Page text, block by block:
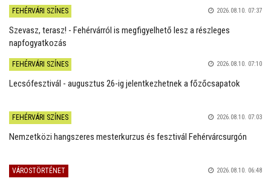
FEHÉRVÁRI SZÍNES 2026.08.10. 07:37
Szevasz, terasz! - Fehérvárról is megfigyelhető lesz a részleges
napfogyatkozás
FEHÉRVÁRI SZÍNES 2026.08.10. 07:10
Lecsófesztivál - augusztus 26-ig jelentkezhetnek a főzőcsapatok
FEHÉRVÁRI SZÍNES 2026.08.10. 07:03
Nemzetközi hangszeres mesterkurzus és fesztivál Fehérvárcsurgón
VÁROSTÖRTÉNET 2026.08.10. 06:48